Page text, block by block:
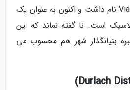
این طرح Via Triumphalis نام داشت و اکنون به عنوان یک
است. نا گفته نماند که این
بنیانگذار شهر هم محسوب می